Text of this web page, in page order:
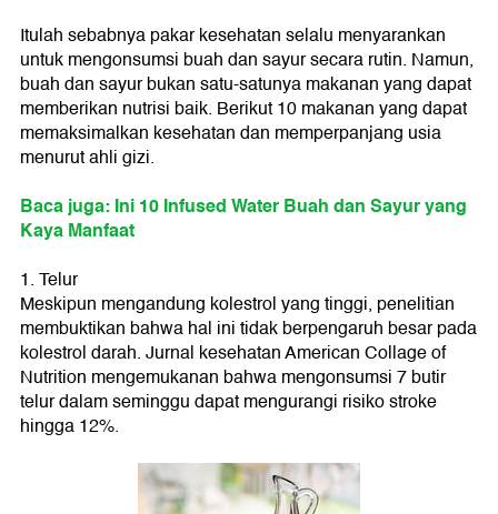
Itulah sebabnya pakar kesehatan selalu menyarankan
untuk mengonsumsi buah dan sayur secara rutin. Namun,
buah dan sayur bukan satu-satunya makanan yang dapat
memberikan nutrisi baik. Berikut 10 makanan yang dapat
memaksimalkan kesehatan dan memperpanjang usia
menurut ahli gizi.
Baca juga: Ini 10 Infused Water Buah dan Sayur yang
Kaya Manfaat
1. Telur
Meskipun mengandung kolestrol yang tinggi, penelitian
membuktikan bahwa hal ini tidak berpengaruh besar pada
kolestrol darah. Jurnal kesehatan American Collage of
Nutrition mengemukanan bahwa mengonsumsi 7 butir
telur dalam seminggu dapat mengurangi risiko stroke
hingga 12%.